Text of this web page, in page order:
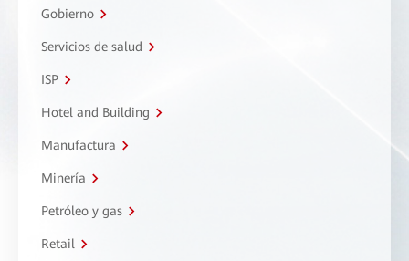
Gobierno
Servicios de salud
ISP
Hotel and Building
Manufactura
Minería
Petróleo y gas
Retail